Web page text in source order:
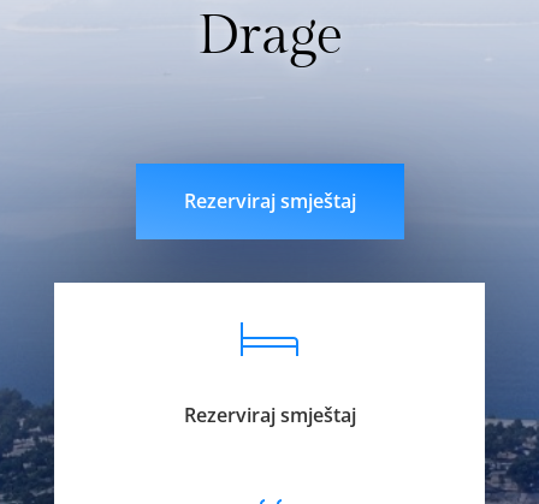
Drage
Rezerviraj smještaj
Rezerviraj smještaj